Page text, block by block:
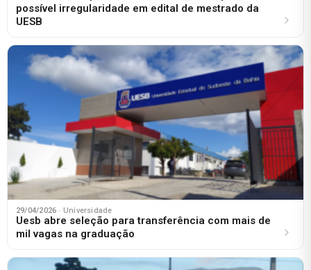
possível irregularidade em edital de mestrado da
UESB
29/04/2026 · Universidade
Uesb abre seleção para transferência com mais de
mil vagas na graduação